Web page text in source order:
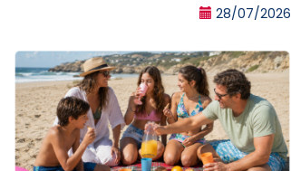
28/07/2026